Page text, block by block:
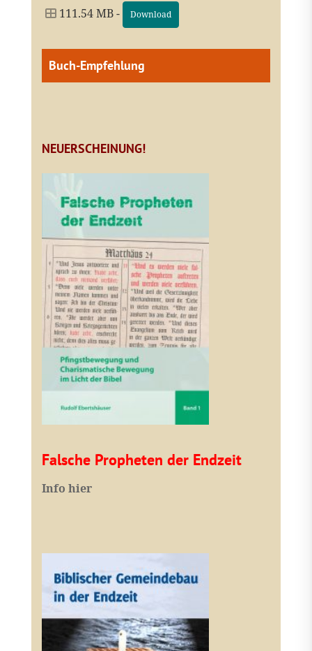
111.54 MB -
Download
Buch-Empfehlung
NEUERSCHEINUNG!
Falsche Propheten der Endzeit
Info hier